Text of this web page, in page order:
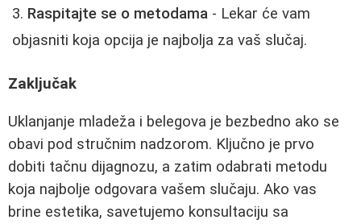
Raspitajte se o metodama - Lekar će vam
objasniti koja opcija je najbolja za vaš slučaj.
Zaključak
Uklanjanje mladeža i belegova je bezbedno ako se
obavi pod stručnim nadzorom. Ključno je prvo
dobiti tačnu dijagnozu, a zatim odabrati metodu
koja najbolje odgovara vašem slučaju. Ako vas
brine estetika, savetujemo konsultaciju sa